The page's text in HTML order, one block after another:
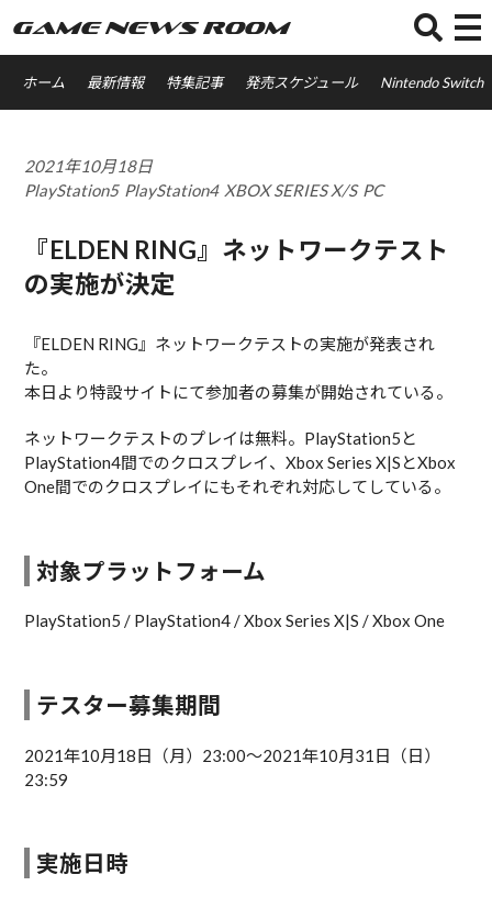
GAME NEWS ROOM
ホーム 最新情報 特集記事 発売スケジュール Nintendo Switch
2021年10月18日
PlayStation5 PlayStation4 XBOX SERIES X/S PC
『ELDEN RING』ネットワークテスト
の実施が決定
『ELDEN RING』ネットワークテストの実施が発表され
た。
本日より特設サイトにて参加者の募集が開始されている。
ネットワークテストのプレイは無料。PlayStation5と
PlayStation4間でのクロスプレイ、Xbox Series X|SとXbox
One間でのクロスプレイにもそれぞれ対応してしている。
対象プラットフォーム
PlayStation5 / PlayStation4 / Xbox Series X|S / Xbox One
テスター募集期間
2021年10月18日（月）23:00～2021年10月31日（日）
23:59
実施日時